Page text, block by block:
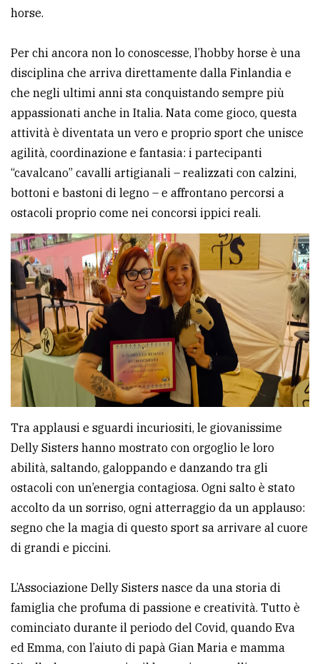
PRIVACY
Privacy
policy
Cookie
policy
horse.
Per chi ancora non lo conoscesse, l’hobby horse è una
disciplina che arriva direttamente dalla Finlandia e
che negli ultimi anni sta conquistando sempre più
appassionati anche in Italia. Nata come gioco, questa
attività è diventata un vero e proprio sport che unisce
agilità, coordinazione e fantasia: i partecipanti
“cavalcano” cavalli artigianali – realizzati con calzini,
bottoni e bastoni di legno – e affrontano percorsi a
ostacoli proprio come nei concorsi ippici reali.
Tra applausi e sguardi incuriositi, le giovanissime
Delly Sisters hanno mostrato con orgoglio le loro
abilità, saltando, galoppando e danzando tra gli
ostacoli con un’energia contagiosa. Ogni salto è stato
accolto da un sorriso, ogni atterraggio da un applauso:
segno che la magia di questo sport sa arrivare al cuore
di grandi e piccini.
L’Associazione Delly Sisters nasce da una storia di
famiglia che profuma di passione e creatività. Tutto è
cominciato durante il periodo del Covid, quando Eva
ed Emma, con l’aiuto di papà Gian Maria e mamma